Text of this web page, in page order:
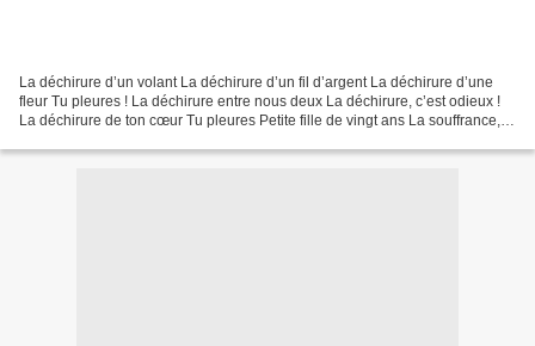
La déchirure d’un volant La déchirure d’un fil d’argent La déchirure d’une
fleur Tu pleures ! La déchirure entre nous deux La déchirure, c’est odieux !
La déchirure de ton cœur Tu pleures Petite fille de vingt ans La souffrance,